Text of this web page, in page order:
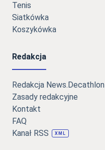
Tenis
Siatkówka
Koszykówka
Redakcja
Redakcja News.Decathlon
Zasady redakcyjne
Kontakt
FAQ
Kanał RSS
XML